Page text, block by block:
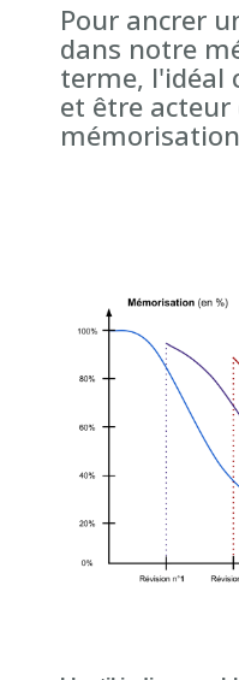
Pour ancrer
dans notre
terme, l'idéal
et être acteur